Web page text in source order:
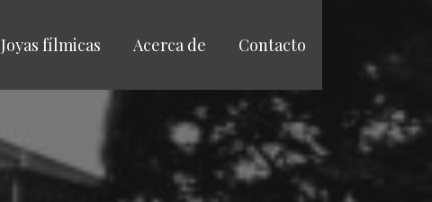
Joyas fílmicas Acerca de Contacto